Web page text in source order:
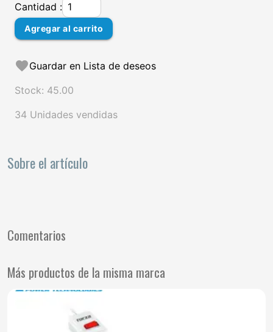
Cantidad :
Agregar al carrito
favoriteGuardar en Lista de deseos
Stock: 45.00
34 Unidades vendidas
Sobre el artículo
Comentarios
Más productos de la misma marca